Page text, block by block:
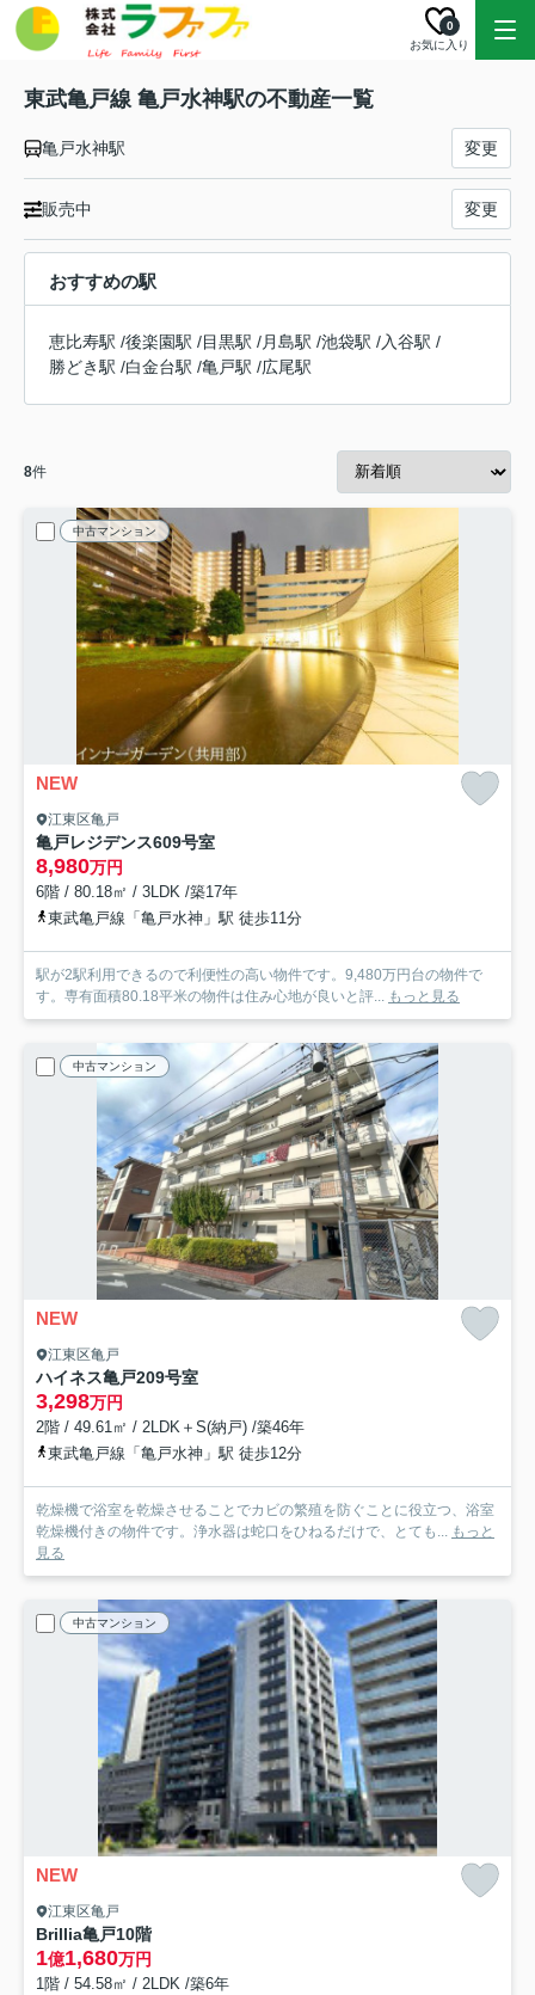
お気に入り
0
東武亀戸線 亀戸水神駅の不動産一覧
亀戸水神駅 変更
販売中 変更
おすすめの駅
恵比寿駅 /後楽園駅 /目黒駅 /月島駅 /池袋駅 /入谷駅 /
勝どき駅 /白金台駅 /亀戸駅 /広尾駅
8件
中古マンション
NEW
江東区亀戸
亀戸レジデンス609号室
8,980万円
6階 / 80.18㎡ / 3LDK /築17年
東武亀戸線「亀戸水神」駅 徒歩11分
駅が2駅利用できるので利便性の高い物件です。9,480万円台の物件で
す。専有面積80.18平米の物件は住み心地が良いと評... もっと見る
中古マンション
NEW
江東区亀戸
ハイネス亀戸209号室
3,298万円
2階 / 49.61㎡ / 2LDK＋S(納戸) /築46年
東武亀戸線「亀戸水神」駅 徒歩12分
乾燥機で浴室を乾燥させることでカビの繁殖を防ぐことに役立つ、浴室
乾燥機付きの物件です。浄水器は蛇口をひねるだけで、とても... もっと
見る
中古マンション
NEW
江東区亀戸
Brillia亀戸10階
1億1,680万円
1階 / 54.58㎡ / 2LDK /築6年